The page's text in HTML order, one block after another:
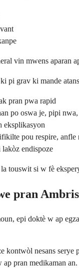
vin mwens aparan
pi grav ki mande
pran pwa rapid
po oswa je, pipi
eksplikasyon
pou respire, anfle
endispoze
touswit si w fè
pran
epi doktè w ap
kontwòl nesans serye
ap pran medikaman an.